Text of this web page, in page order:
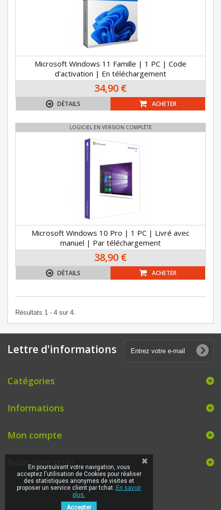
Microsoft Windows 11 Famille | 1 PC | Code
d'activation | En téléchargement
34,90 €
DÉTAILS ACHETER
LOGICIEL EN VERSION COMPLÈTE
Microsoft Windows 10 Pro | 1 PC | Livré avec
manuel | Par téléchargement
38,90 €
DÉTAILS ACHETER
Résultats 1 - 4 sur 4.
Lettre d'informations
Catégories
Informations
Mon compte
Nous contacter
En poursuivant votre navigation, vous
acceptez l'utilisation de Cookies pour réaliser
des statistiques anonymes de visites et
proposer un service client par tchat. En savoir
plus.
Accepter